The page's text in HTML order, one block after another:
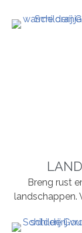
Breng rust
landschappen.